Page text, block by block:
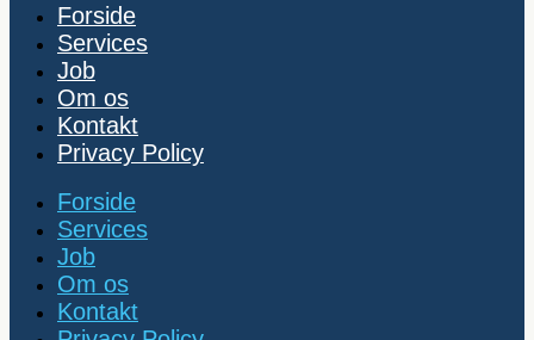
Forside
Services
Job
Om os
Kontakt
Privacy Policy
Forside
Services
Job
Om os
Kontakt